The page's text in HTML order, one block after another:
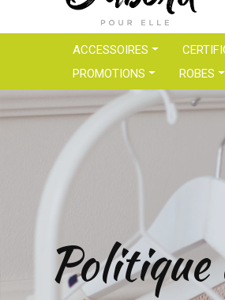
ACCESSOIRES
PROMOTIONS
ROBES